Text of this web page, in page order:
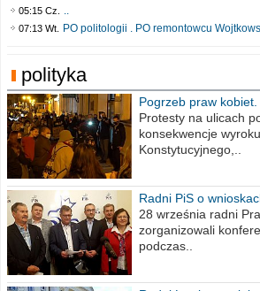
05:15 Cz. ..
07:13 Wt. PO politologii . PO remontowcu
polityka
Pogrzeb praw
poselskim PiS
Protesty na ulicach
konsekwencje
Konstytucyjnego,..
Radni PiS o
na 2021 rok
28 września radni
zorganizowali
podczas..